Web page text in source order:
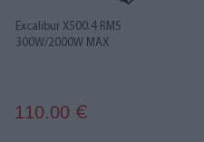
Excalibur X500.4 RMS
300W/2000W MAX
110.00 €